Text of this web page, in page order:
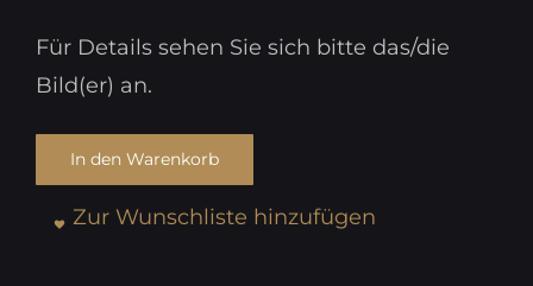
Für Details sehen Sie sich bitte das/die
Bild(er) an.
In den Warenkorb
Zur Wunschliste hinzufügen